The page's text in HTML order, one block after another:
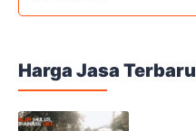
Harga Jasa Terbaru